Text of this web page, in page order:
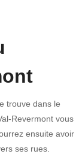
trouve dans le
Revermont vous
ensuite avoir
ses rues.